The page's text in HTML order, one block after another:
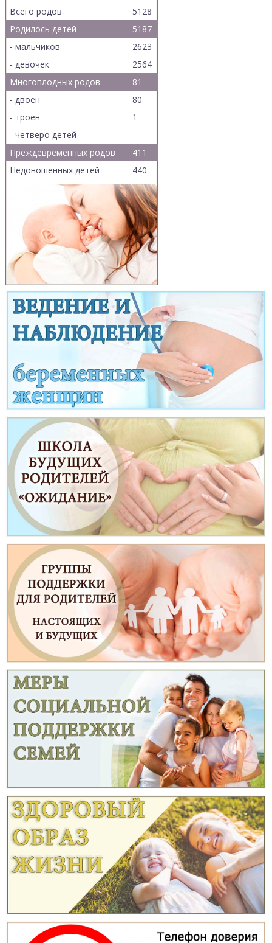
Всего родов
5128
Родилось детей
5187
- мальчиков
2623
- девочек
2564
Многоплодных родов
81
- двоен
80
- троен
1
- четверо детей
-
Преждевременных родов
411
Недоношенных детей
440